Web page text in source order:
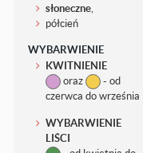
słoneczne,
półcień
WYBARWIENIE
KWITNIENIE
oraz
- od
czerwca do września
WYBARWIENIE
LIŚCI